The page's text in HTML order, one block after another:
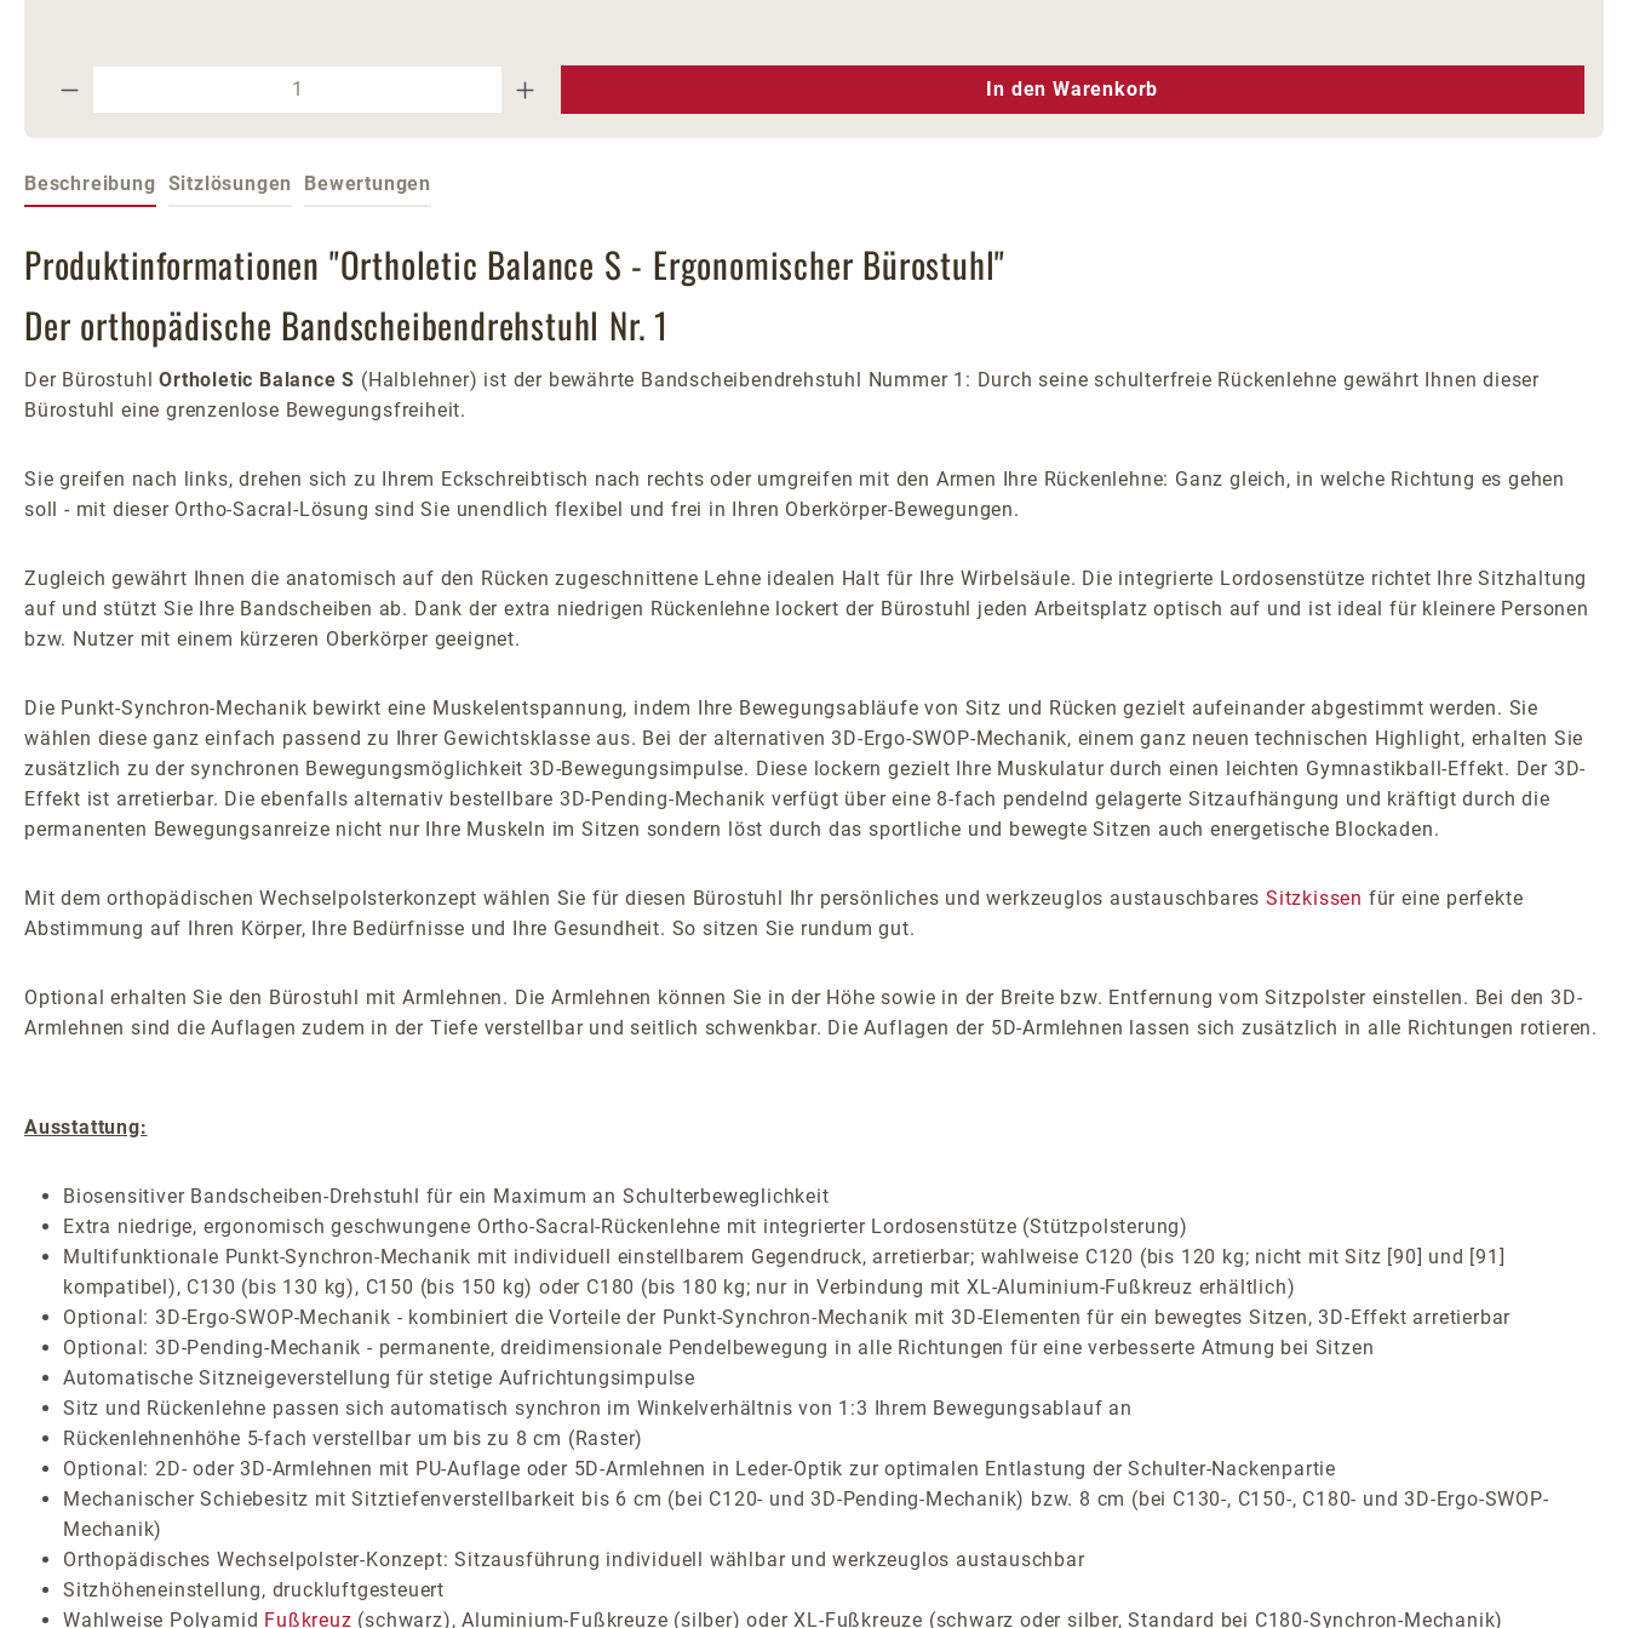
Produkt Anzahl: Gib den gewünschten Wert ein oder benutze die Schaltflächen um die Anzahl zu erhöhen oder zu
In den Warenkorb
Beschreibung Sitzlösungen Bewertungen
Produktinformationen "Ortholetic Balance S - Ergonomischer Bürostuhl"
Der orthopädische Bandscheibendrehstuhl Nr. 1
Der BürostuhlOrtholetic Balance S (Halblehner) ist der bewährte Bandscheibendrehstuhl Nummer 1: Durch seine schulterfreie Rückenlehne gewährt Ihnen dieser
Bürostuhl eine grenzenlose Bewegungsfreiheit.
Sie greifen nach links, drehen sich zu Ihrem Eckschreibtisch nach rechts oder umgreifen mit den Armen Ihre Rückenlehne: Ganz gleich, in welche Richtung es gehen
soll - mit dieser Ortho-Sacral-Lösung sind Sie unendlich flexibel und frei in Ihren Oberkörper-Bewegungen.
Zugleich gewährt Ihnen die anatomisch auf den Rücken zugeschnittene Lehne idealen Halt für Ihre Wirbelsäule. Die integrierte Lordosenstütze richtet Ihre Sitzhaltung
auf und stützt Sie Ihre Bandscheiben ab. Dank der extra niedrigen Rückenlehne lockert der Bürostuhl jeden Arbeitsplatz optisch auf und ist ideal für kleinere Personen
bzw. Nutzer mit einem kürzeren Oberkörper geeignet.
Die Punkt-Synchron-Mechanik bewirkt eine Muskelentspannung, indem Ihre Bewegungsabläufe von Sitz und Rücken gezielt aufeinander abgestimmt werden. Sie
wählen diese ganz einfach passend zu Ihrer Gewichtsklasse aus. Bei der alternativen 3D-Ergo-SWOP-Mechanik, einem ganz neuen technischen Highlight, erhalten Sie
zusätzlich zu der synchronen Bewegungsmöglichkeit 3D-Bewegungsimpulse. Diese lockern gezielt Ihre Muskulatur durch einen leichten Gymnastikball-Effekt. Der 3D-
Effekt ist arretierbar. Die ebenfalls alternativ bestellbare 3D-Pending-Mechanik verfügt über eine 8-fach pendelnd gelagerte Sitzaufhängung und kräftigt durch die
permanenten Bewegungsanreize nicht nur Ihre Muskeln im Sitzen sondern löst durch das sportliche und bewegte Sitzen auch energetische Blockaden.
Mit dem orthopädischen Wechselpolsterkonzept wählen Sie für diesen Bürostuhl Ihr persönliches und werkzeuglos austauschbares Sitzkissen für eine perfekte
Abstimmung auf Ihren Körper, Ihre Bedürfnisse und Ihre Gesundheit. So sitzen Sie rundum gut.
Optional erhalten Sie den Bürostuhl mit Armlehnen. Die Armlehnen können Sie in der Höhe sowie in der Breite bzw. Entfernung vom Sitzpolster einstellen. Bei den 3D-
Armlehnen sind die Auflagen zudem in der Tiefe verstellbar und seitlich schwenkbar. Die Auflagen der 5D-Armlehnen lassen sich zusätzlich in alle Richtungen rotieren.
Ausstattung:
Biosensitiver Bandscheiben-Drehstuhl für ein Maximum an Schulterbeweglichkeit
Extra niedrige, ergonomisch geschwungene Ortho-Sacral-Rückenlehne mit integrierter Lordosenstütze (Stützpolsterung)
Multifunktionale Punkt-Synchron-Mechanik mit individuell einstellbarem Gegendruck, arretierbar; wahlweise C120 (bis 120 kg; nicht mit Sitz [90] und [91]
kompatibel), C130 (bis 130 kg), C150 (bis 150 kg) oder C180 (bis 180 kg; nur in Verbindung mit XL-Aluminium-Fußkreuz erhältlich)
Optional: 3D-Ergo-SWOP-Mechanik - kombiniert die Vorteile der Punkt-Synchron-Mechanik mit 3D-Elementen für ein bewegtes Sitzen, 3D-Effekt arretierbar
Optional: 3D-Pending-Mechanik - permanente, dreidimensionale Pendelbewegung in alle Richtungen für eine verbesserte Atmung bei Sitzen
Automatische Sitzneigeverstellung für stetige Aufrichtungsimpulse
Sitz und Rückenlehne passen sich automatisch synchron im Winkelverhältnis von 1:3 Ihrem Bewegungsablauf an
Rückenlehnenhöhe 5-fach verstellbar um bis zu 8 cm (Raster)
Optional: 2D- oder 3D-Armlehnen mit PU-Auflage oder 5D-Armlehnen in Leder-Optik zur optimalen Entlastung der Schulter-Nackenpartie
Mechanischer Schiebesitz mit Sitztiefenverstellbarkeit bis 6 cm (bei C120- und 3D-Pending-Mechanik) bzw. 8 cm (bei C130-, C150-, C180- und 3D-Ergo-SWOP-
Mechanik)
Orthopädisches Wechselpolster-Konzept: Sitzausführung individuell wählbar und werkzeuglos austauschbar
Sitzhöheneinstellung, druckluftgesteuert
Wahlweise Polyamid Fußkreuz (schwarz), Aluminium-Fußkreuze (silber) oder XL-Fußkreuze (schwarz oder silber, Standard bei C180-Synchron-Mechanik)